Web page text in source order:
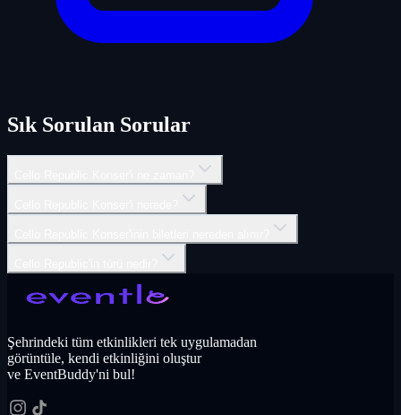
Sık Sorulan Sorular
Şehrindeki tüm etkinlikleri tek uygulamadan
görüntüle, kendi etkinliğini oluştur
ve EventBuddy'ni bul!